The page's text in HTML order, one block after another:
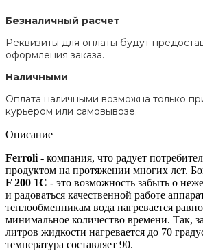
Безналичный расчет
Реквизиты для оплаты будут
оформления заказа.
Наличными
Оплата наличными возможна только
курьером или самовывозе.
Описание
Ferroli - компания, что радует
продуктом на протяжении многих лет.
F 200 1C - это возможность забыть о
и радоваться качественной работе
теплообменникам вода нагревается
минимальное количество времени. Так,
литров жидкости нагревается до 70
температура составляет 90.